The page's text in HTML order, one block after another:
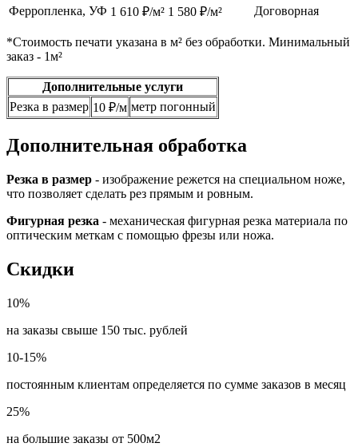
Ферропленка, УФ 1 610 ₽/м² 1 580 ₽/м² Договорная
*Стоимость печати указана в м² без обработки. Минимальный
заказ - 1м²
Дополнительные услуги
Резка в размер 10 ₽/м метр погонный
Дополнительная обработка
Резка в размер - изображение режется на специальном ноже,
что позволяет сделать рез прямым и ровным.
Фигурная резка - механическая фигурная резка материала по
оптическим меткам с помощью фрезы или ножа.
Скидки
10%
на заказы свыше 150 тыс. рублей
10-15%
постоянным клиентам определяется по сумме заказов в месяц
25%
на большие заказы от 500м2